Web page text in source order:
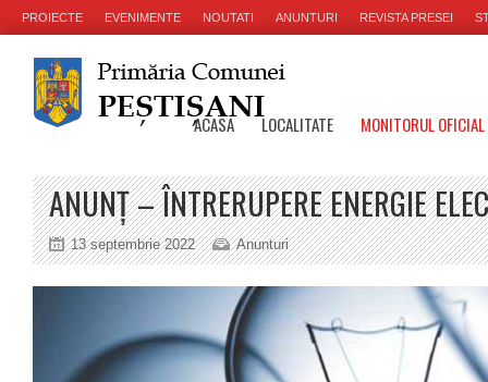
PROIECTE EVENIMENTE NOUTATI ANUNTURI REVISTA PRESEI
ACASA LOCALITATE MONITORUL
ANUNȚ – ÎNTRERUPERE ENERGIE
13 septembrie 2022 Anunturi